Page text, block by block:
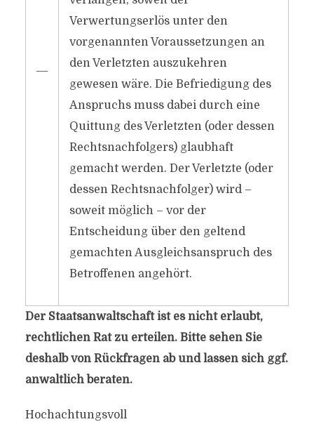
―
Verwertungserlös unter den
vorgenannten Voraussetzungen an
den Verletzten auszukehren
gewesen wäre. Die Befriedigung des
Anspruchs muss dabei durch eine
Quittung des Verletzten (oder dessen
Rechtsnachfolgers) glaubhaft
gemacht werden. Der Verletzte (oder
dessen Rechtsnachfolger) wird –
soweit möglich – vor der
Entscheidung über den geltend
gemachten Ausgleichsanspruch des
Betroffenen angehört.
Der Staatsanwaltschaft ist es nicht erlaubt,
rechtlichen Rat zu erteilen. Bitte sehen Sie
deshalb von Rückfragen ab und lassen sich ggf.
anwaltlich beraten.
Hochachtungsvoll